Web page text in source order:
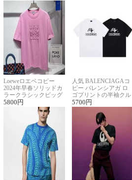
Loeweロエベコピー
2024年早春ソリッドカ
ラークラシックビッグ
ロゴ刺繍Tシャツ
5800 円
人気 BALENCIAGAコ
ピー バレンシアガ ロ
ゴプリントの半袖クル
ーネックTシャツ
5700 円